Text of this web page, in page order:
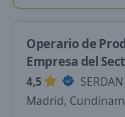
Operario de
Empresa del
4,5
Madrid,